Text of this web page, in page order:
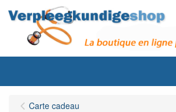
Carte cadeau